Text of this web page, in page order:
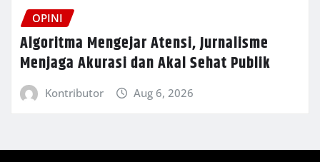
OPINI
Algoritma Mengejar Atensi, Jurnalisme
Menjaga Akurasi dan Akal Sehat Publik
Kontributor Aug 6, 2026